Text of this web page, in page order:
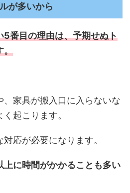
が多いから
5番目の理由は、予期せぬト
。
、家具が搬入口に入らないな
起こります。
応が必要になります。
上に時間がかかることも多い